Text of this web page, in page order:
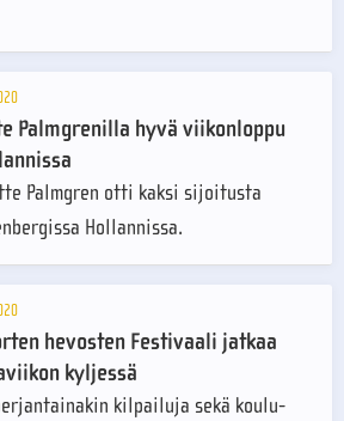
Palmgrenilla hyvä viikonloppu
Palmgren otti kaksi sijoitusta
Hollannissa.
hevosten Festivaali jatkaa
kyljessä
kilpailuja sekä koulu-